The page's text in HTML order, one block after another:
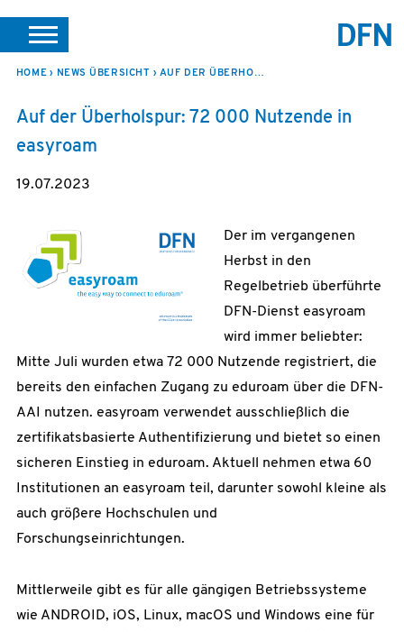
SUCHE PORTALE SUPPORT JOBS LEICHTE SPRACHE
VEREIN INTERN
HOME NEWS ÜBERSICHT AUF DER ÜBERHOLSPUR: 72 000 NUTZENDE IN EASYROAM
Auf der Überholspur: 72 000 Nutzende in
easyroam
19.07.2023
Der im vergangenen
Herbst in den
Regelbetrieb überführte
DFN-Dienst easyroam
wird immer beliebter:
Mitte Juli wurden etwa 72 000 Nutzende registriert, die
bereits den einfachen Zugang zu eduroam über die DFN-
AAI nutzen. easyroam verwendet ausschließlich die
zertifikatsbasierte Authentifizierung und bietet so einen
sicheren Einstieg in eduroam. Aktuell nehmen etwa 60
Institutionen an easyroam teil, darunter sowohl kleine als
auch größere Hochschulen und
Forschungseinrichtungen.
Mittlerweile gibt es für alle gängigen Betriebssysteme
wie ANDROID, iOS, Linux, macOS und Windows eine für